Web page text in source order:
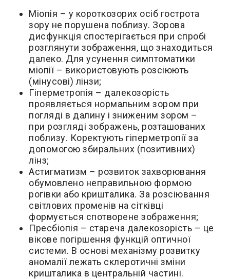
Міопія – у короткозорих осіб гострота
зору не порушена поблизу. Зорова
дисфункція спостерігається при спробі
розглянути зображення, що знаходиться
далеко. Для усунення симптоматики
міопії – використовують розсіюють
(мінусові) лінзи;
Гіперметропія – далекозорість
проявляється нормальним зором при
погляді в далину і зниженим зором –
при розгляді зображень, розташованих
поблизу. Коректують гіперметропії за
допомогою збиральних (позитивних)
лінз;
Астигматизм – розвиток захворювання
обумовлено неправильною формою
рогівки або кришталика. За розсіювання
світлових променів на сітківці
формується спотворене зображення;
Пресбіопія – стареча далекозорість – це
вікове погіршення функцій оптичної
системи. В основі механізму розвитку
аномалії лежать склеротичні зміни
кришталика в центральній частині.